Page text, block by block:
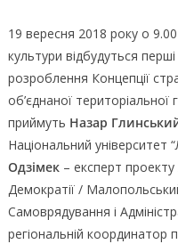
19 вересня 2018 року о
культури відбудуться
розроблення Концепції
об’єднаної
приймуть Назар
Національний університет
Одзімек – експерт
Демократії /
Самоврядування і
регіональній координатор